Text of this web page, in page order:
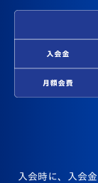
入会時に、入会